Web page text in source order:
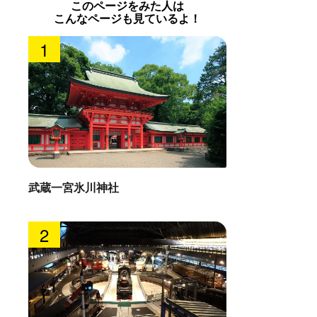
このページをみた人は
こんなページも見ているよ！
武蔵一宮氷川神社
1
2